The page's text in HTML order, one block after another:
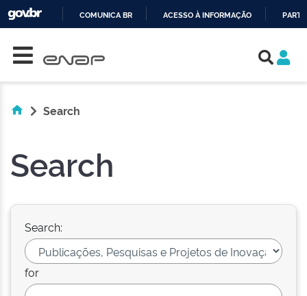
COMUNICA BR ACESSO À INFORMAÇÃO
Search
Search
Search:
for